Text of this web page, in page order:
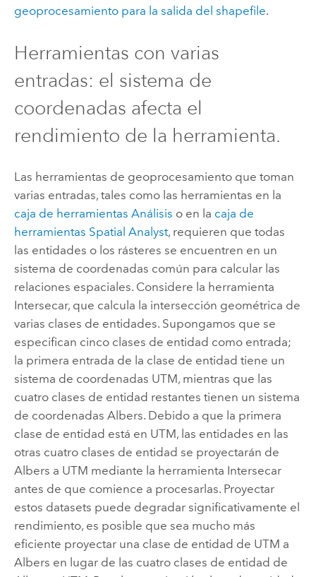
geoprocesamiento para la salida del shapefile.
Herramientas con varias
entradas: el sistema de
coordenadas afecta el
rendimiento de la herramienta.
Las herramientas de geoprocesamiento que toman
varias entradas, tales como las herramientas en la
caja de herramientas Análisis o en la caja de
herramientas Spatial Analyst, requieren que todas
las entidades o los rásteres se encuentren en un
sistema de coordenadas común para calcular las
relaciones espaciales. Considere la herramienta
Intersecar, que calcula la intersección geométrica de
varias clases de entidades. Supongamos que se
especifican cinco clases de entidad como entrada;
la primera entrada de la clase de entidad tiene un
sistema de coordenadas UTM, mientras que las
cuatro clases de entidad restantes tienen un sistema
de coordenadas Albers. Debido a que la primera
clase de entidad está en UTM, las entidades en las
otras cuatro clases de entidad se proyectarán de
Albers a UTM mediante la herramienta Intersecar
antes de que comience a procesarlas. Proyectar
estos datasets puede degradar significativamente el
rendimiento, es posible que sea mucho más
eficiente proyectar una clase de entidad de UTM a
Albers en lugar de las cuatro clases de entidad de